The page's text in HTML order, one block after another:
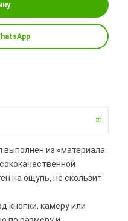
выполнен из «материала
на ощупь, не скользит
кнопки, камеру или